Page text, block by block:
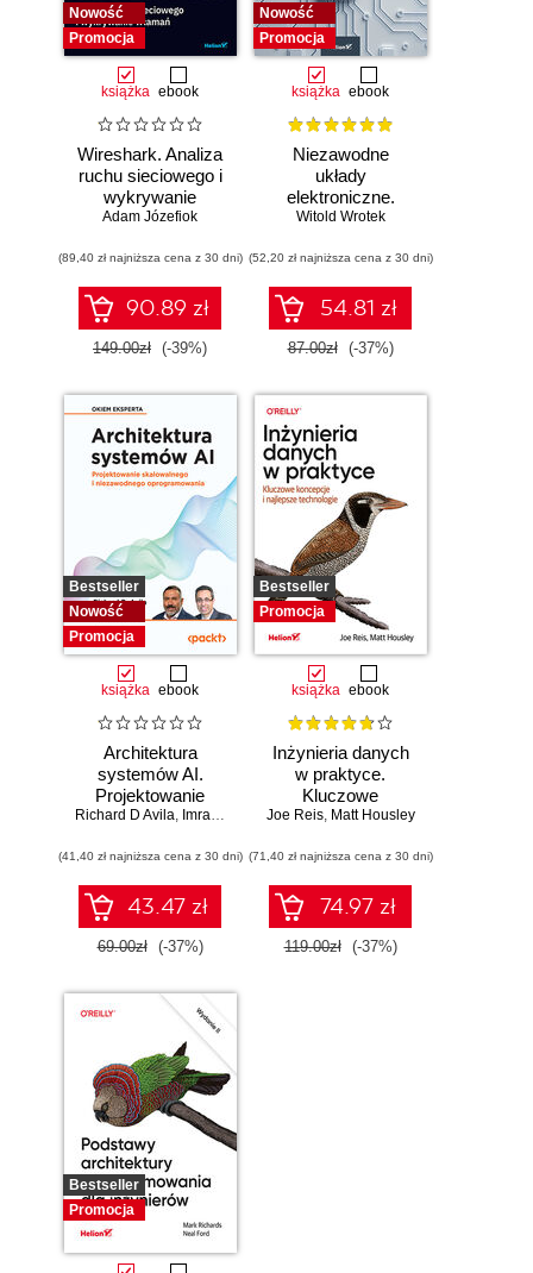
Nowość
Promocja
książka ebook
Wireshark. Analiza
ruchu sieciowego i
wykrywanie
włamań
Adam Józefiok
(89,40 zł najniższa cena z 30 dni)
90.89 zł
149.00zł (-39%)
Nowość
Promocja
książka ebook
Niezawodne
układy
elektroniczne.
Podręcznik
Witold Wrotek
(52,20 zł najniższa cena z 30 dni)
54.81 zł
87.00zł (-37%)
Bestseller
Nowość
Promocja
książka ebook
Architektura
systemów AI.
Projektowanie
skalowalnego i
oprogramowania
Richard D Avila, Imran Ahmad
(41,40 zł najniższa cena z 30 dni)
43.47 zł
69.00zł (-37%)
Bestseller
Promocja
książka ebook
Inżynieria danych
w praktyce.
Kluczowe
koncepcje i
technologie
Joe Reis, Matt Housley
(71,40 zł najniższa cena z 30 dni)
74.97 zł
119.00zł (-37%)
Bestseller
Promocja